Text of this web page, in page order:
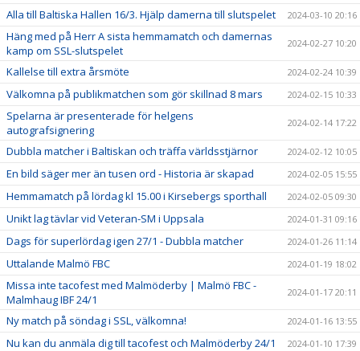
Alla till Baltiska Hallen 16/3. Hjälp damerna till slutspelet 2024-03-10 20:16
Häng med på Herr A sista hemmamatch och damernas
kamp om SSL-slutspelet
2024-02-27 10:20
Kallelse till extra årsmöte 2024-02-24 10:39
Välkomna på publikmatchen som gör skillnad 8 mars 2024-02-15 10:33
Spelarna är presenterade för helgens
autografsignering
2024-02-14 17:22
Dubbla matcher i Baltiskan och träffa världsstjärnor 2024-02-12 10:05
En bild säger mer än tusen ord - Historia är skapad 2024-02-05 15:55
Hemmamatch på lördag kl 15.00 i Kirsebergs sporthall 2024-02-05 09:30
Unikt lag tävlar vid Veteran-SM i Uppsala 2024-01-31 09:16
Dags för superlördag igen 27/1 - Dubbla matcher 2024-01-26 11:14
Uttalande Malmö FBC 2024-01-19 18:02
Missa inte tacofest med Malmöderby | Malmö FBC -
Malmhaug IBF 24/1
2024-01-17 20:11
Ny match på söndag i SSL, välkomna! 2024-01-16 13:55
Nu kan du anmäla dig till tacofest och Malmöderby 24/1 2024-01-10 17:39